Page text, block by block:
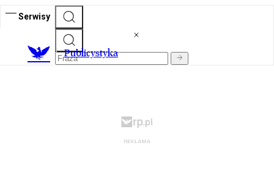
Serwisy
Publicystyka